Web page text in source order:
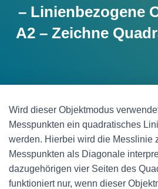
– Linienbezogene
A2 – Zeichne
Wird dieser Objektmodus
Messpunkten ein quadratisches
werden. Hierbei wird die Messlinie
Messpunkten als Diagonale
dazugehörigen vier Seiten des
funktioniert nur, wenn dieser